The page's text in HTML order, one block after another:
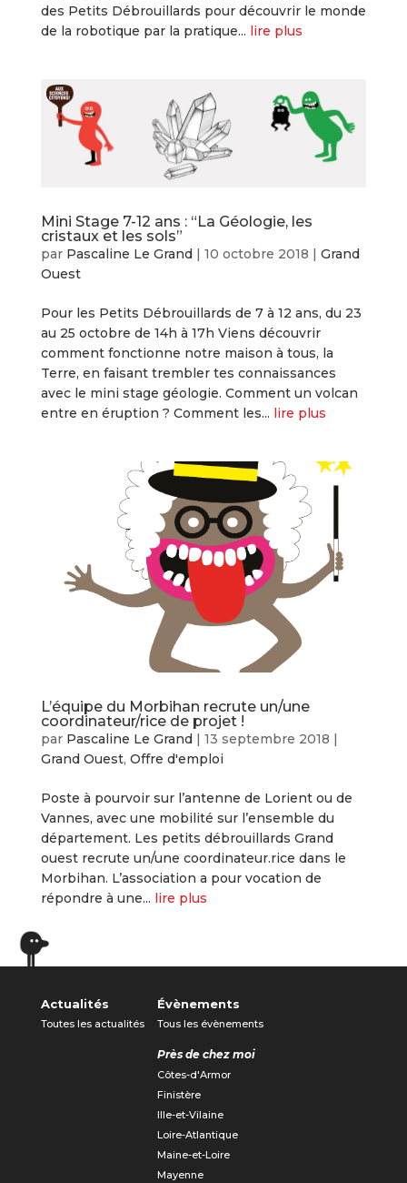
des Petits Débrouillards pour découvrir le monde
de la robotique par la pratique... lire plus
Mini Stage 7-12 ans : “La Géologie, les
cristaux et les sols”
par Pascaline Le Grand| 10 octobre 2018 | Grand
Ouest
Pour les Petits Débrouillards de 7 à 12 ans, du 23
au 25 octobre de 14h à 17h Viens découvrir
comment fonctionne notre maison à tous, la
Terre, en faisant trembler tes connaissances
avec le mini stage géologie. Comment un volcan
entre en éruption ? Comment les... lire plus
L’équipe du Morbihan recrute un/une
coordinateur/rice de projet !
par Pascaline Le Grand| 13 septembre 2018 |
Grand Ouest, Offre d'emploi
Poste à pourvoir sur l’antenne de Lorient ou de
Vannes, avec une mobilité sur l’ensemble du
département. Les petits débrouillards Grand
ouest recrute un/une coordinateur.rice dans le
Morbihan. L’association a pour vocation de
répondre à une... lire plus
Actualités
Toutes les actualités
Évènements
Tous les évènements
Près de chez moi
Côtes-d'Armor
Finistère
Ille-et-Vilaine
Loire-Atlantique
Maine-et-Loire
Mayenne